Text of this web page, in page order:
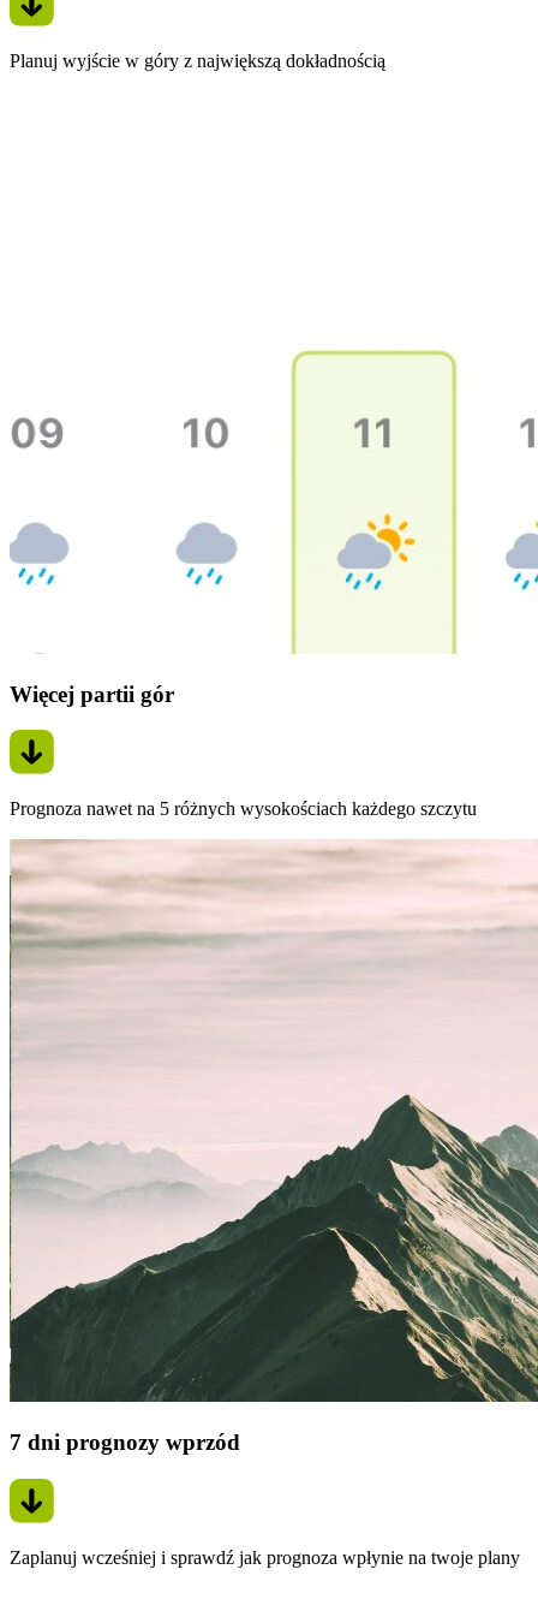
Planuj wyjście w góry z największą dokładnością
Więcej partii gór
Prognoza nawet na 5 różnych wysokościach każdego szczytu
7 dni prognozy wprzód
Zaplanuj wcześniej i sprawdź jak prognoza wpłynie na twoje plany